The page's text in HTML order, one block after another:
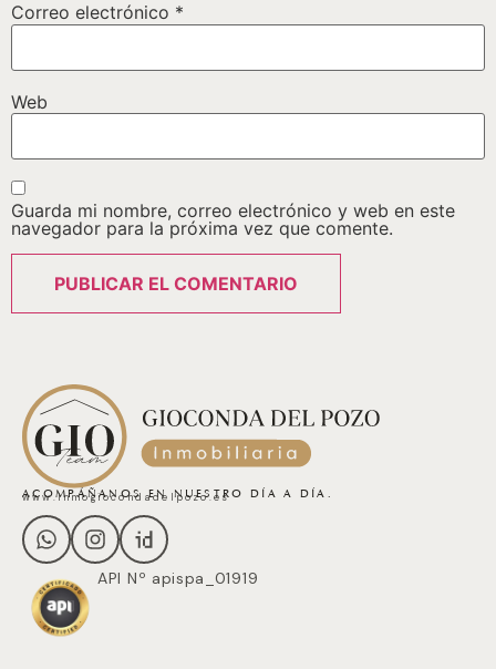
Correo electrónico *
Web
Guarda mi nombre, correo electrónico y web en este
navegador para la próxima vez que comente.
ACOMPÁÑANOS EN NUESTRO DÍA A DÍA.
www.inmogiocondadelpozo.es
API Nº apispa_01919